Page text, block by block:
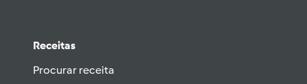
Receitas
Procurar receita